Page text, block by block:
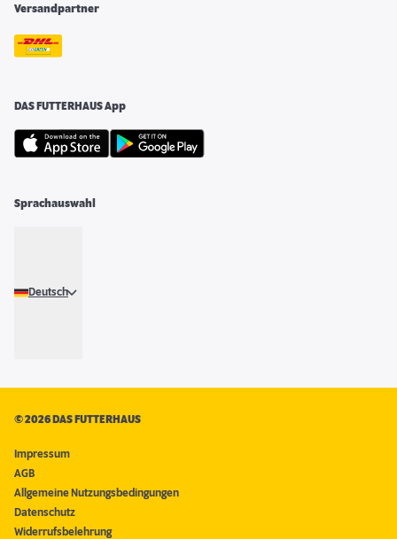
Versandpartner
DAS FUTTERHAUS App
Sprachauswahl
Deutsch
©2026 DAS FUTTERHAUS
Impressum
AGB
Allgemeine Nutzungsbedingungen
Datenschutz
Widerrufsbelehrung